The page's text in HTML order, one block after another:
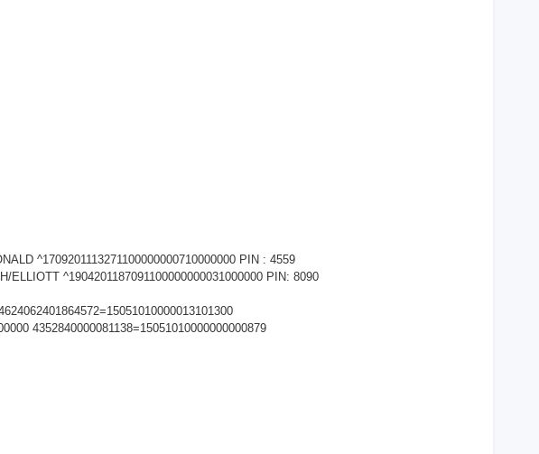
^1709201113271100000000710000000 PIN : 4559
ELLIOTT ^1904201187091100000000031000000 PIN: 8090
4352840000081138=15051010000000000879